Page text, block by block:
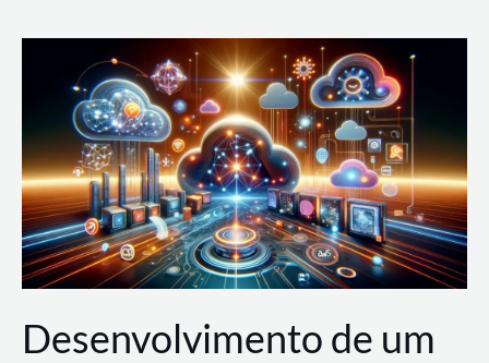
Nuvem:
Google
Cloud,
AWS
e
Azure
Desenvolvimento de um